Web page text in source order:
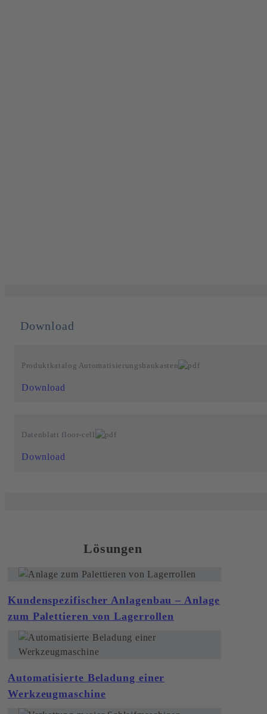
Download
Produktkatalog Automatisierungsbaukasten
Download
Datenblatt floor-cell
Download
Lösungen
Kundenspezifischer Anlagenbau – Anlage
zum Palettieren von Lagerrollen
Automatisierte Beladung einer
Werkzeugmaschine